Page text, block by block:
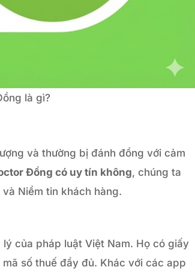
là gì?
và thường bị đánh đồng với cảm
Đồng có uy tín không, chúng ta
Niềm tin khách hàng.
của pháp luật Việt Nam. Họ có giấy
số thuế đầy đủ. Khác với các app